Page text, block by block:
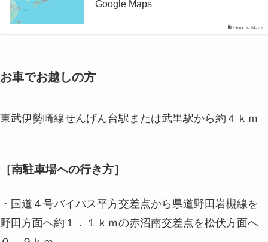
Google Maps
Google Maps
お車でお越しの方
東武伊勢崎線せんげん台駅または武里駅から約４ｋｍ
［南駐車場への行き方］
・国道４号バイパス平方交差点から県道野田岩槻線を
野田方面へ約１．１ｋｍの赤沼南交差点を松伏方面へ